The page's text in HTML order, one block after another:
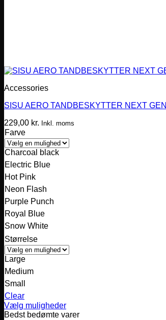
Accessories
SISU AERO TANDBESKYTTER NEXT GEN
229,00 kr. Inkl. moms
Farve
Charcoal black
Electric Blue
Hot Pink
Neon Flash
Purple Punch
Royal Blue
Snow White
Størrelse
Large
Medium
Small
Clear
Vælg muligheder
Dette
Bedst bedømte varer